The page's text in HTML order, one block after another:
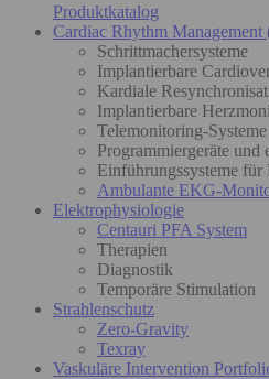
Produktkatalog
Cardiac Rhythm
Schrittmachersysteme
Implantierbare
Kardiale
Implantierbare
Telemonitoring-Systeme
Programmiergeräte und
Einführungssysteme für
Ambulante EKG-
Elektrophysiologie
Centauri PFA System
Therapien
Diagnostik
Temporäre Stimulation
Strahlenschutz
Zero-Gravity
Texray
Vaskuläre Intervention